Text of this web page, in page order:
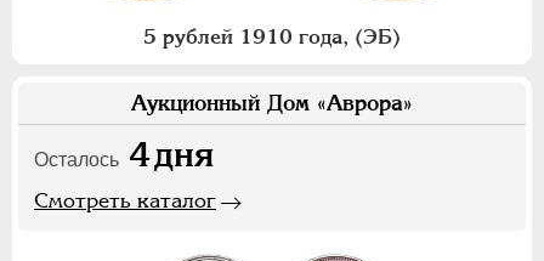
5 рублей 1910 года, (ЭБ)
Аукционный Дом «Аврора»
Осталось 4дня
Смотреть каталог